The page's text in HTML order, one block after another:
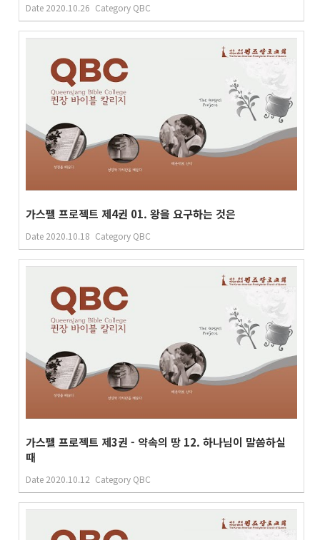
Date 2020.10.26 Category QBC
가스펠 프로젝트 제4권 01. 왕을 요구하는 것은
Date 2020.10.18 Category QBC
가스펠 프로젝트 제3권 - 약속의 땅 12. 하나님이 말씀하실
때
Date 2020.10.12 Category QBC